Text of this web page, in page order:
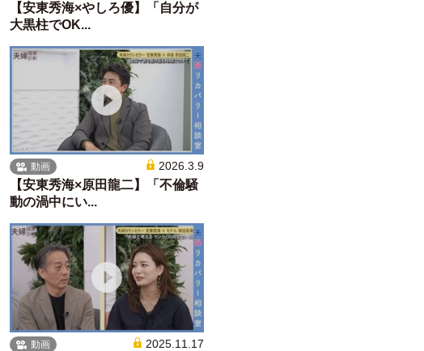
【安東秀海×やしろ優】「自分が
大黒柱でOK...
動画 2026.3.9
【安東秀海×原田龍二】「不倫騒
動の渦中にい...
動画 2025.11.17